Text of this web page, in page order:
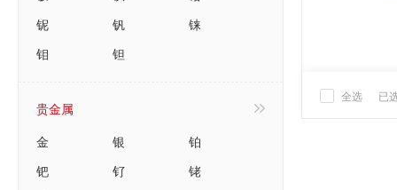
铌
钒
铼
钼
钽
贵金属
金
银
铂
钯
钌
铑
全选 已